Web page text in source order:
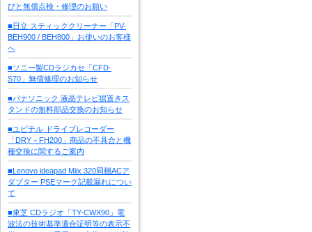
びと無償点検・修理のお願い
■日立 スティッククリーナー「PV-
BEH900 / BEH800」お使いのお客様
へ
■ソニー製CDラジカセ「CFD-
S70」無償修理のお知らせ
■パナソニック 液晶テレビ据置きス
タンドの無料部品交換のお知らせ
■ユピテル ドライブレコーダー
「DRY－FH200」商品の不具合と機
種交換に関するご案内
■Lenovo ideapad Miix 320同梱ACア
ダプター PSEマーク記載漏れについ
て
■東芝 CDラジオ「TY-CWX90」電
波法の技術基準適合証明等の表示不